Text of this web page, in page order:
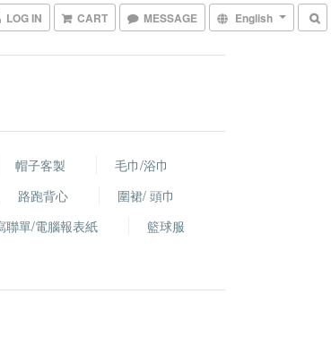
LOG IN CART MESSAGE English
帽子客製
毛巾/浴巾
路跑背心
圍裙/ 頭巾
聯單/電腦報表紙
籃球服